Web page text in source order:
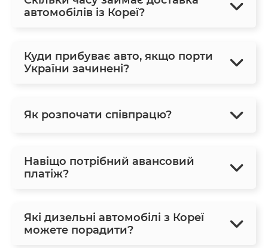
автомобілів із Кореї?
Куди прибуває авто, якщо порти
України зачинені?
Як розпочати співпрацю?
Навіщо потрібний авансовий
платіж?
Які дизельні автомобілі з Кореї
можете порадити?